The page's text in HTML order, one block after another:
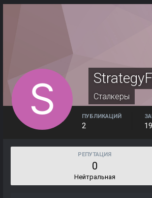
Сталкеры
ПУБЛИКАЦИЙ
2
РЕПУТАЦИЯ
0
Нейтральная